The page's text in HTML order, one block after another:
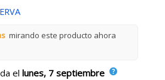
mirando este producto ahora
ellunes, 7 septiembre